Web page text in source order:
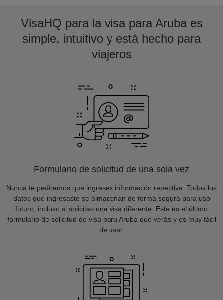
VisaHQ para la visa para Aruba es
simple, intuitivo y está hecho para
viajeros
Formulario de solicitud de una sola vez
Nunca te pediremos que ingreses información repetitiva. Todos los
datos que ingresaste se almacenan de forma segura para uso
futuro, incluso si solicitas una visa diferente. Este es el último
formulario de solicitud de visa para Aruba que verás y es muy fácil
de usar.